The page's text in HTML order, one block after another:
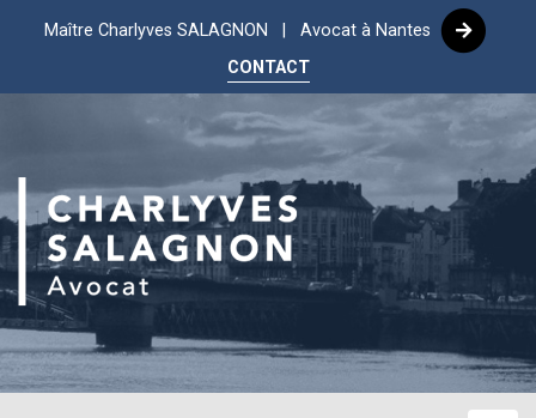
Maître Charlyves SALAGNON | Avocat à Nantes
CONTACT